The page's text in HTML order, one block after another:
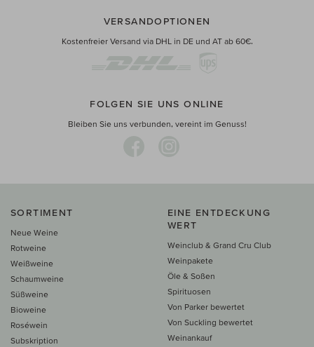
VERSANDOPTIONEN
Kostenfreier Versand via DHL in DE und AT ab 60€.
FOLGEN SIE UNS ONLINE
Bleiben Sie uns verbunden, vereint im Genuss!
SORTIMENT
Neue Weine
Rotweine
Weißweine
Schaumweine
Süßweine
Bioweine
Roséwein
Subskription
EINE ENTDECKUNG
WERT
Weinclub & Grand Cru Club
Weinpakete
Öle & Soßen
Spirituosen
Von Parker bewertet
Von Suckling bewertet
Weinankauf